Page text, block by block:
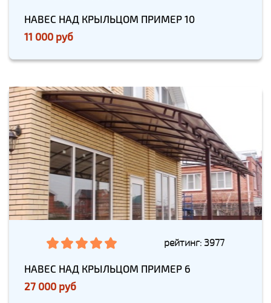
НАВЕС НАД КРЫЛЬЦОМ ПРИМЕР 10
11 000 руб
рейтинг: 3977
НАВЕС НАД КРЫЛЬЦОМ ПРИМЕР 6
27 000 руб